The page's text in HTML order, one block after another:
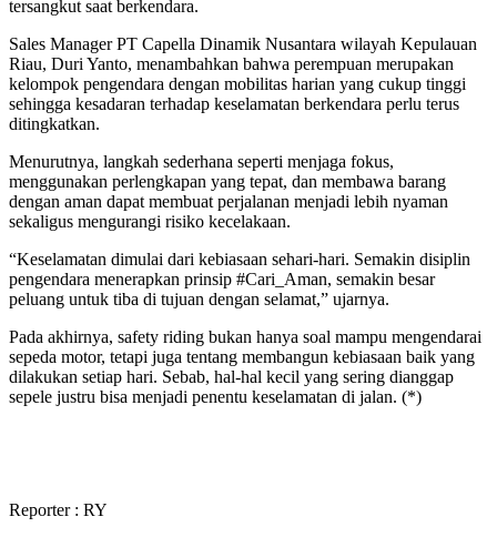
tersangkut saat berkendara.
Sales Manager PT Capella Dinamik Nusantara wilayah Kepulauan
Riau, Duri Yanto, menambahkan bahwa perempuan merupakan
kelompok pengendara dengan mobilitas harian yang cukup tinggi
sehingga kesadaran terhadap keselamatan berkendara perlu terus
ditingkatkan.
Menurutnya, langkah sederhana seperti menjaga fokus,
menggunakan perlengkapan yang tepat, dan membawa barang
dengan aman dapat membuat perjalanan menjadi lebih nyaman
sekaligus mengurangi risiko kecelakaan.
“Keselamatan dimulai dari kebiasaan sehari-hari. Semakin disiplin
pengendara menerapkan prinsip #Cari_Aman, semakin besar
peluang untuk tiba di tujuan dengan selamat,” ujarnya.
Pada akhirnya, safety riding bukan hanya soal mampu mengendarai
sepeda motor, tetapi juga tentang membangun kebiasaan baik yang
dilakukan setiap hari. Sebab, hal-hal kecil yang sering dianggap
sepele justru bisa menjadi penentu keselamatan di jalan. (*)
Reporter : RY